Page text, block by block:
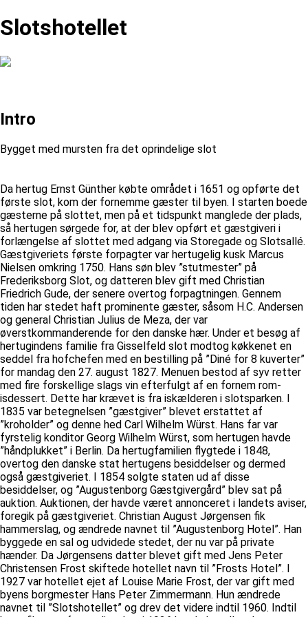
Slotshotellet
Intro
Bygget med mursten fra det oprindelige slot
Da hertug Ernst Günther købte området i 1651 og opførte det
første slot, kom der fornemme gæster til byen. I starten boede
gæsterne på slottet, men på et tidspunkt manglede der plads,
så hertugen sørgede for, at der blev opført et gæstgiveri i
forlængelse af slottet med adgang via Storegade og Slotsallé.
Gæstgiveriets første forpagter var hertugelig kusk Marcus
Nielsen omkring 1750. Hans søn blev ”stutmester” på
Frederiksborg Slot, og datteren blev gift med Christian
Friedrich Gude, der senere overtog forpagtningen. Gennem
tiden har stedet haft prominente gæster, såsom H.C. Andersen
og general Christian Julius de Meza, der var
øverstkommanderende for den danske hær. Under et besøg af
hertugindens familie fra Gisselfeld slot modtog køkkenet en
seddel fra hofchefen med en bestilling på ”Diné for 8 kuverter”
for mandag den 27. august 1827. Menuen bestod af syv retter
med fire forskellige slags vin efterfulgt af en fornem rom-
isdessert. Dette har krævet is fra iskælderen i slotsparken. I
1835 var betegnelsen ”gæstgiver” blevet erstattet af
”kroholder” og denne hed Carl Wilhelm Würst. Hans far var
fyrstelig konditor Georg Wilhelm Würst, som hertugen havde
”håndplukket” i Berlin. Da hertugfamilien flygtede i 1848,
overtog den danske stat hertugens besiddelser og dermed
også gæstgiveriet. I 1854 solgte staten ud af disse
besiddelser, og ”Augustenborg Gæstgivergård” blev sat på
auktion. Auktionen, der havde været annonceret i landets aviser,
foregik på gæstgiveriet. Christian August Jørgensen fik
hammerslag, og ændrede navnet til ”Augustenborg Hotel”. Han
byggede en sal og udvidede stedet, der nu var på private
hænder. Da Jørgensens datter blevet gift med Jens Peter
Christensen Frost skiftede hotellet navn til ”Frosts Hotel”. I
1927 var hotellet ejet af Louise Marie Frost, der var gift med
byens borgmester Hans Peter Zimmermann. Hun ændrede
navnet til ”Slotshotellet” og drev det videre indtil 1960. Indtil